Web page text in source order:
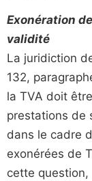
Exonération
validité
La juridiction
132,
la TVA doit
prestations de
dans le cadre
exonérées de
cette question,